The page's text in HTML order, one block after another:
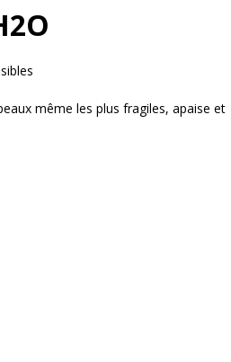
même les plus fragiles, apaise et